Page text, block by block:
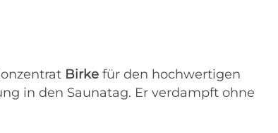
Birke für den hochwertigen
in den Saunatag. Er verdampft ohne